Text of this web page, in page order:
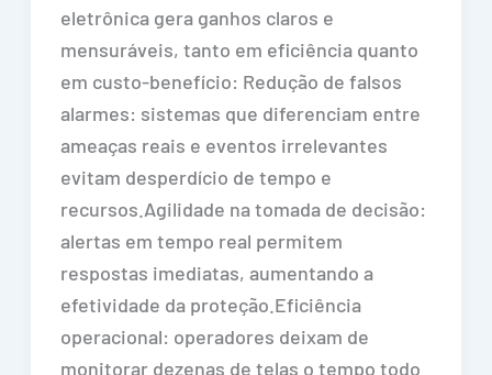
eletrônica gera ganhos claros e
mensuráveis, tanto em eficiência quanto
em custo-benefício: Redução de falsos
alarmes: sistemas que diferenciam entre
ameaças reais e eventos irrelevantes
evitam desperdício de tempo e
recursos.Agilidade na tomada de decisão:
alertas em tempo real permitem
respostas imediatas, aumentando a
efetividade da proteção.Eficiência
operacional: operadores deixam de
monitorar dezenas de telas o tempo todo